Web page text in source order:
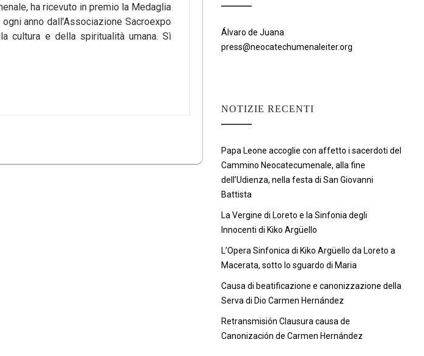
ha ricevuto in premio la Medaglia
anno dall’Associazione Sacroexpo
cultura e della spiritualità umana. Sì
Álvaro de Juana
press@neocatechumenaleiter.org
NOTIZIE RECENTI
Papa Leone accoglie con affetto i sacerdoti del
Cammino Neocatecumenale, alla fine
dell’Udienza, nella festa di San Giovanni
Battista
La Vergine di Loreto e la Sinfonia degli
Innocenti di Kiko Argüello
L’Opera Sinfonica di Kiko Argüello da Loreto a
Macerata, sotto lo sguardo di Maria
Causa di beatificazione e canonizzazione della
Serva di Dio Carmen Hernández
Retransmisión Clausura causa de
Canonización de Carmen Hernández